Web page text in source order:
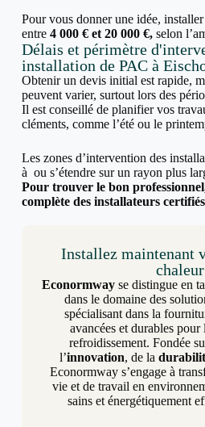
Pour vous donner une idée,
entre 4 000 € et 20 000 €,selon
Délais et périmètre
installation de PAC à
Obtenir un devis initial est rapide,
peuvent varier, surtout lors des
Il est conseillé de planifier vos
cléments, comme l’été ou le
Les zones d’intervention des
à ou s’étendre sur un rayon plus
Pour trouver le bon
complète des installateurs
Installez maintenant
chaleur
Econormway se distingue en
dans le domaine des
spécialisant dans la
avancées et durables
refroidissement. Fondée
l’innovation, de la
Econormway s’engage à
vie et de travail en
sains et énergétiquement